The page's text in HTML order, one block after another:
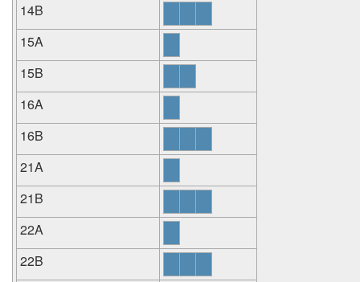
14B
15A
15B
16A
16B
21A
21B
22A
22B